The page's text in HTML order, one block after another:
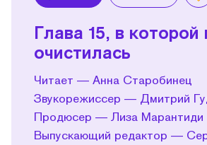
Глава 15, в которой
очистилась
Читает — Анна Старобинец
Звукорежиссер — Дмитрий
Продюсер — Лиза Марантиди
Выпускающий редактор —